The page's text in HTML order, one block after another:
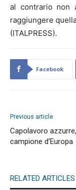
al contrario non
raggiungere
(ITALPRESS).
Facebook
Previous article
Capolavoro
campione d’Europa
RELATED ARTICLES